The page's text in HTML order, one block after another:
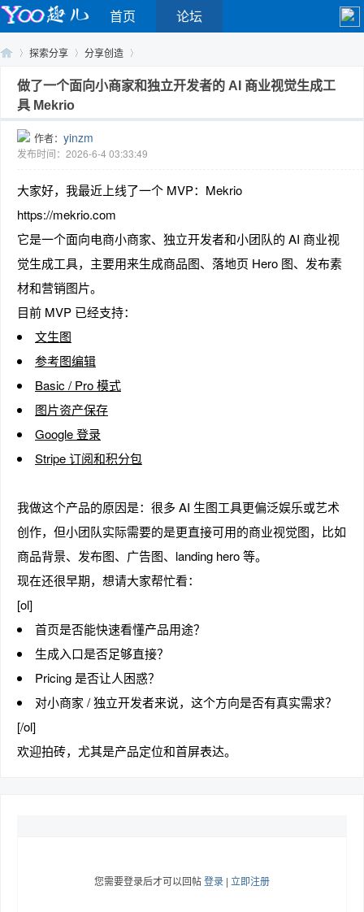
首页 论坛
Yo›
探索分享
›
分享创造
›
做了一个面向小商家和独立开发者的 AI 商业视觉生成工
具 Mekrio
作者： yinzm
发布时间：2026-6-4 03:33:49
大家好，我最近上线了一个 MVP：Mekrio
https://mekrio.com
它是一个面向电商小商家、独立开发者和小团队的 AI 商业视
觉生成工具，主要用来生成商品图、落地页 Hero 图、发布素
材和营销图片。
目前 MVP 已经支持：
文生图
参考图编辑
Basic / Pro 模式
图片资产保存
Google 登录
Stripe 订阅和积分包
我做这个产品的原因是：很多 AI 生图工具更偏泛娱乐或艺术
创作，但小团队实际需要的是更直接可用的商业视觉图，比如
商品背景、发布图、广告图、landing hero 等。
现在还很早期，想请大家帮忙看：
[ol]
首页是否能快速看懂产品用途？
生成入口是否足够直接？
Pricing 是否让人困惑？
对小商家 / 独立开发者来说，这个方向是否有真实需求？
[/ol]
欢迎拍砖，尤其是产品定位和首屏表达。
您需要登录后才可以回帖登录 | 立即注册